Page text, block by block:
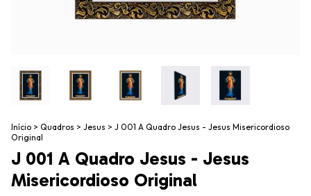
Início > Quadros > Jesus > J 001 A Quadro Jesus - Jesus Misericordioso
Original
J 001 A Quadro Jesus - Jesus
Misericordioso Original